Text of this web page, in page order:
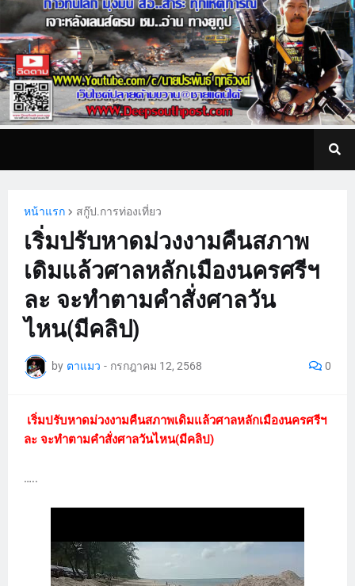
หน้าแรก สกู๊ป.การท่องเที่ยว
เริ่มปรับหาดม่วงงามคืนสภาพ
เดิมแล้วศาลหลักเมืองนครศรีฯ
ละ จะทำตามคำสั่งศาลวัน
ไหน(มีคลิป)
by ตาแมว - กรกฎาคม 12, 2568 0
เริ่มปรับหาดม่วงงามคืนสภาพเดิมแล้วศาลหลักเมืองนครศรีฯ
ละ จะทำตามคำสั่งศาลวันไหน(มีคลิป)
…..